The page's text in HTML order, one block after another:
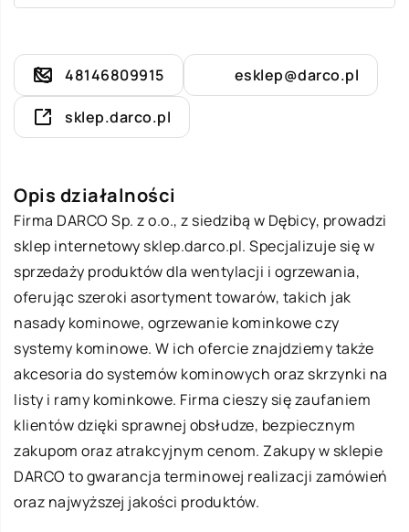
48146809915 esklep@darco.pl
sklep.darco.pl
Opis działalności
Firma DARCO Sp. z o.o., z siedzibą w Dębicy, prowadzi
sklep internetowy sklep.darco.pl. Specjalizuje się w
sprzedaży produktów dla wentylacji i ogrzewania,
oferując szeroki asortyment towarów, takich jak
nasady kominowe, ogrzewanie kominkowe czy
systemy kominowe. W ich ofercie znajdziemy także
akcesoria do systemów kominowych oraz skrzynki na
listy i ramy kominkowe. Firma cieszy się zaufaniem
klientów dzięki sprawnej obsłudze, bezpiecznym
zakupom oraz atrakcyjnym cenom. Zakupy w sklepie
DARCO to gwarancja terminowej realizacji zamówień
oraz najwyższej jakości produktów.